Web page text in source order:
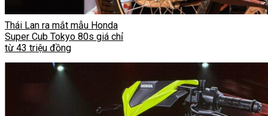
Thái Lan ra mắt mẫu Honda
Super Cub Tokyo 80s giá chỉ
từ 43 triệu đồng